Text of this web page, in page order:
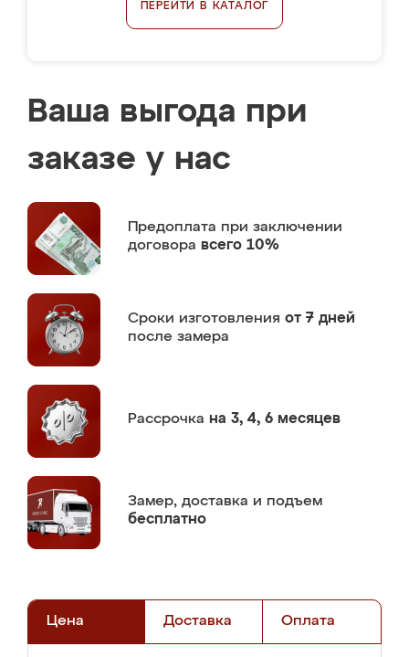
ПЕРЕЙТИ В КАТАЛОГ
Ваша выгода при
заказе у нас
Предоплата при заключении
договора всего 10%
Сроки изготовления от 7 дней
после замера
Рассрочка на 3, 4, 6 месяцев
Замер, доставка и подъем
бесплатно
Цена Доставка Оплата